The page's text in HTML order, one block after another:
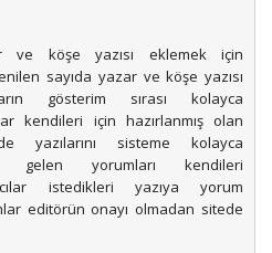
köşe yazısı eklemek için
sayıda yazar ve köşe yazısı
gösterim sırası kolayca
kendileri için hazırlanmış olan
yazılarını sisteme kolayca
gelen yorumları kendileri
istedikleri yazıya yorum
editörün onayı olmadan sitede